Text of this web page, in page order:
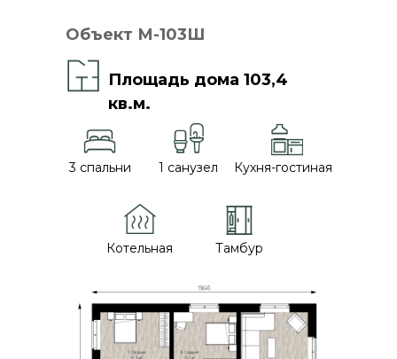
3 спальни 1 санузел Кухня-гостиная
Котельная
Объект М-103Ш
Площадь дома 103,4
кв.м.
Тамбур
ОТКРОЙТЕ ДЛЯ
СЕБЯ МЕСТО, ГДЕ
ЖИЗНЬ ТЕЧЁТ В
Посмотрите короткое видео и
почувствуйте атмосферу этого